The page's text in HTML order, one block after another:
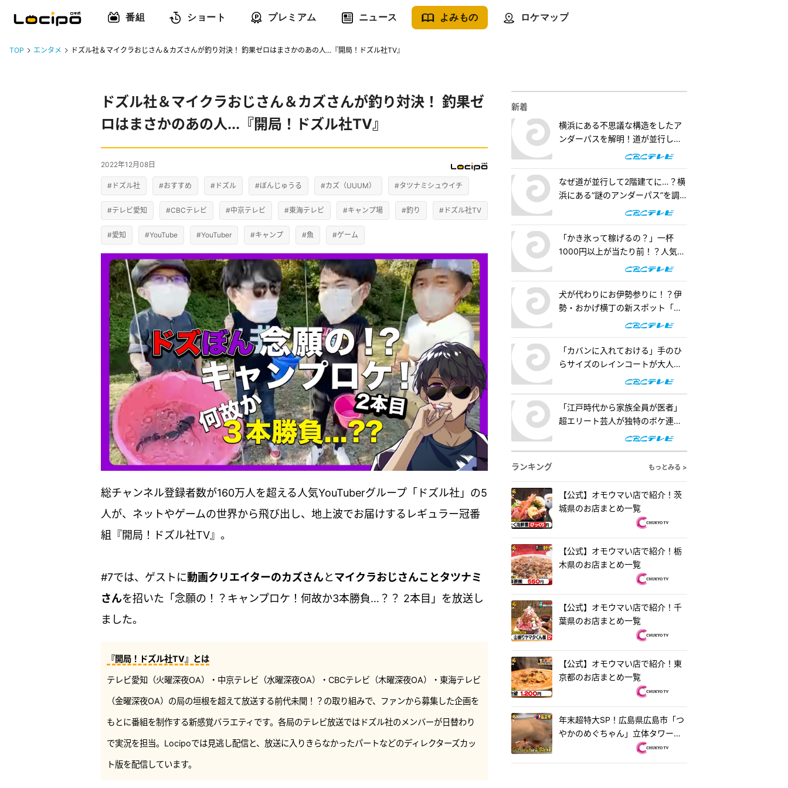
番組 ショート プレミアム ニュース よみもの ロケマップ
TOP エンタメ ドズル社＆マイクラおじさん＆カズさんが釣り対決！ 釣果ゼロはまさかのあの人...『開局！ドズル社TV』
ドズル社＆マイクラおじさん＆カズさんが釣り対決！ 釣果ゼ
ロはまさかのあの人...『開局！ドズル社TV』
2022年12月08日
#ドズル社 #おすすめ #ドズル #ぼんじゅうる #カズ（UUUM） #タツナミシュウイチ
#テレビ愛知 #CBCテレビ #中京テレビ #東海テレビ #キャンプ場 #釣り #ドズル社TV
#愛知 #YouTube #YouTuber #キャンプ #魚 #ゲーム
総チャンネル登録者数が160万人を超える人気YouTuberグループ「ドズル社」の5
人が、ネットやゲームの世界から飛び出し、地上波でお届けするレギュラー冠番
組『開局！ドズル社TV』。
#7では、ゲストに動画クリエイターのカズさんとマイクラおじさんことタツナミ
さんを招いた「念願の！？キャンプロケ！何故か3本勝負…？？ 2本目」を放送し
ました。
『開局！ドズル社TV』とは
テレビ愛知（火曜深夜OA）・中京テレビ（水曜深夜OA）・CBCテレビ（木曜深夜OA）・東海テレビ
（金曜深夜OA）の局の垣根を超えて放送する前代未聞！？の取り組みで、ファンから募集した企画を
もとに番組を制作する新感覚バラエティです。各局のテレビ放送ではドズル社のメンバーが日替わり
で実況を担当。Locipoでは見逃し配信と、放送に入りきらなかったパートなどのディレクターズカッ
ト版を配信しています。
新着
横浜にある不思議な構造をしたア
ンダーパスを解明！道が並行して2
階建てになったワケとは『道との
なぜ道が並行して2階建てに…？横
浜にある“謎のアンダーパス”を調
査！『道との遭遇』
「かき氷って稼げるの？」一杯
1000円以上が当たり前！？人気店
の懐事情をリサーチ『チャン
犬が代わりにお伊勢参りに！？伊
勢・おかげ横丁の新スポット「オ
カゲ屋敷」で“おかげ犬”を体験
「カバンに入れておける」手のひ
らサイズのレインコートが大人
気！「ダイソー」で買える夏の便
「江戸時代から家族全員が医者」
超エリート芸人が独特のボケ連
発！自作ゲームで三上悠亜が歌声
ランキング
もっとみる >
【公式】オモウマい店で紹介！茨
城県のお店まとめ一覧
【公式】オモウマい店で紹介！栃
木県のお店まとめ一覧
【公式】オモウマい店で紹介！千
葉県のお店まとめ一覧
【公式】オモウマい店で紹介！東
京都のお店まとめ一覧
年末超特大SP！広島県広島市「つ
やかのめぐちゃん」立体タワーお
好み焼き＆茨城県水戸市「ラーメ